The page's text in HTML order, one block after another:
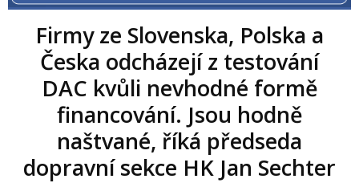
Firmy ze Slovenska, Polska a
Česka odcházejí z testování
DAC kvůli nevhodné formě
financování. Jsou hodně
naštvané, říká předseda
dopravní sekce HK Jan Sechter